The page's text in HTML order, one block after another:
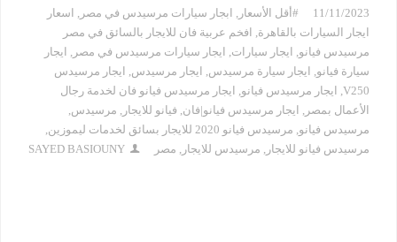
11/11/2023 #أقل الأسعار , ابجار سيارات مرسيدس في مصر , اسعار
ايجار السيارات بالقاهرة, افخم عربية فان للايجار بالسائق في مصر
مرسيدس فيانو, ايجار سيارات, ايجار سيارات مرسيدس في مصر , ايجار
سيارة فيانو, ايجار سيارة مرسيدس, ايجار مرسيدس, ايجار مرسيدس
V250
, ايجار مرسيدس فيانو, ايجار مرسيدس فيانو فان لخدمة رجال
الأعمال بمصر , ايجار مرسيدس فيانو|فان, فيانو للايجار , مرسيدس,
مرسيدس فيانو, مرسيدس فيانو 2020 للايجار بسائق لخدمات ليموزين
,
مرسيدس فيانو للايجار , مرسيدس للايجار , مصر SAYED BASIOUNY